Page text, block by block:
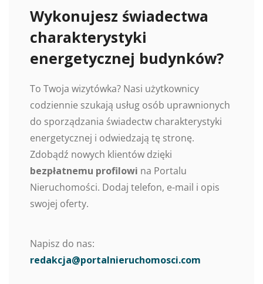
Wykonujesz świadectwa
charakterystyki
energetycznej budynków?
To Twoja wizytówka? Nasi użytkownicy
codziennie szukają usług osób uprawnionych
do sporządzania świadectw charakterystyki
energetycznej i odwiedzają tę stronę.
Zdobądź nowych klientów dzięki
bezpłatnemu profilowi na Portalu
Nieruchomości. Dodaj telefon, e-mail i opis
swojej oferty.
Napisz do nas:
redakcja@portalnieruchomosci.com